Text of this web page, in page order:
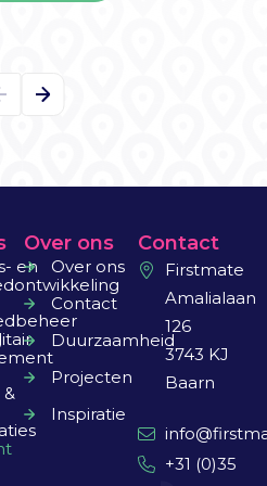
en
Over ons
Over ons
Contact
Duurzaamheid
Projecten
Inspiratie
Contact
Firstmate
Amalialaan
126
3743 KJ
Baarn
+31 (0)35